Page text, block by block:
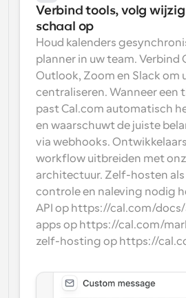
Verbind tools, volg
schaal op
Houd kalenders
planner in uw team. Verbind
Outlook, Zoom en Slack om
centraliseren. Wanneer een
past Cal.com automatisch
en waarschuwt de juiste
via webhooks.
workflow uitbreiden met
architectuur. Zelf-hosten
controle en naleving nodig
API op https://cal.com/
apps op https://cal.com/
zelf-hosting op https://